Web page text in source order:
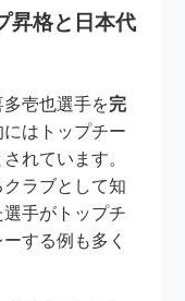
昇格と日本代
壱也選手を完
はトップチー
れています。
ラブとして知
手がトップチ
する例も多く